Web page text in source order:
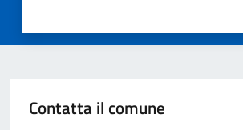
Contatta il comune